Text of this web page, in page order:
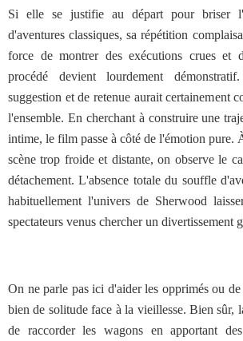
Si elle se justifie au départ pour briser
d'aventures classiques, sa répétition
force de montrer des exécutions crues et
procédé devient lourdement
suggestion et de retenue aurait certainement
l'ensemble. En cherchant à construire une
intime, le film passe à côté de l'émotion pure.
scène trop froide et distante, on observe le
détachement. L'absence totale du souffle
habituellement l'univers de Sherwood
spectateurs venus chercher un divertissement
On ne parle pas ici d'aider les opprimés ou
bien de solitude face à la vieillesse. Bien sûr,
de raccorder les wagons en apportant